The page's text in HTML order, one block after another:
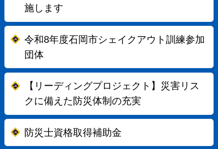
施します
令和8年度石岡市シェイクアウト訓練参加
団体
【リーディングプロジェクト】災害リス
クに備えた防災体制の充実
防災士資格取得補助金